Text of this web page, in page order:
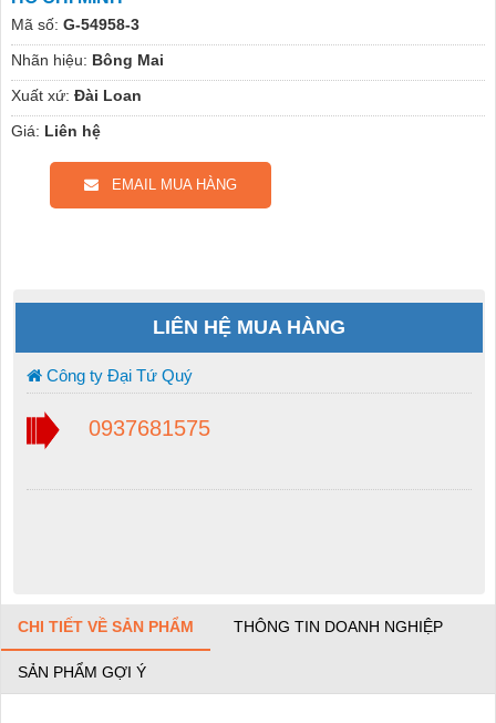
Mã số: G-54958-3
Nhãn hiệu: Bông Mai
Xuất xứ: Đài Loan
Giá: Liên hệ
EMAIL MUA HÀNG
LIÊN HỆ MUA HÀNG
Công ty Đại Tứ Quý
0937681575
CHI TIẾT VỀ SẢN PHẨM THÔNG TIN DOANH NGHIỆP
SẢN PHẨM GỢI Ý